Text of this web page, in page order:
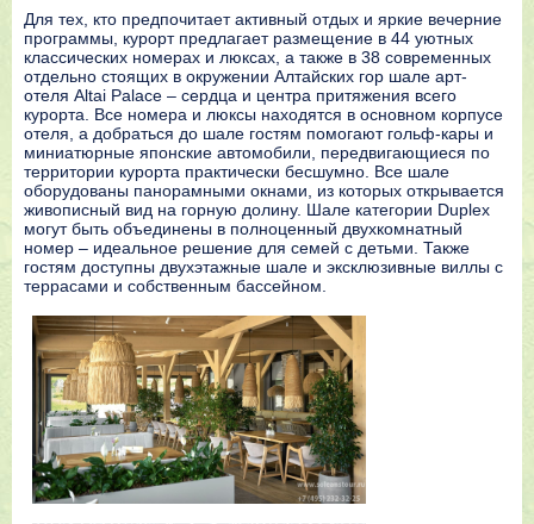
Для тех, кто предпочитает активный отдых и яркие вечерние
программы, курорт предлагает размещение в 44 уютных
классических номерах и люксах, а также в 38 современных
отдельно стоящих в окружении Алтайских гор шале арт-
отеля Altai Palace – сердца и центра притяжения всего
курорта. Все номера и люксы находятся в основном корпусе
отеля, а добраться до шале гостям помогают гольф-кары и
миниатюрные японские автомобили, передвигающиеся по
территории курорта практически бесшумно. Все шале
оборудованы панорамными окнами, из которых открывается
живописный вид на горную долину. Шале категории Duplex
могут быть объединены в полноценный двухкомнатный
номер – идеальное решение для семей с детьми. Также
гостям доступны двухэтажные шале и эксклюзивные виллы с
террасами и собственным бассейном.